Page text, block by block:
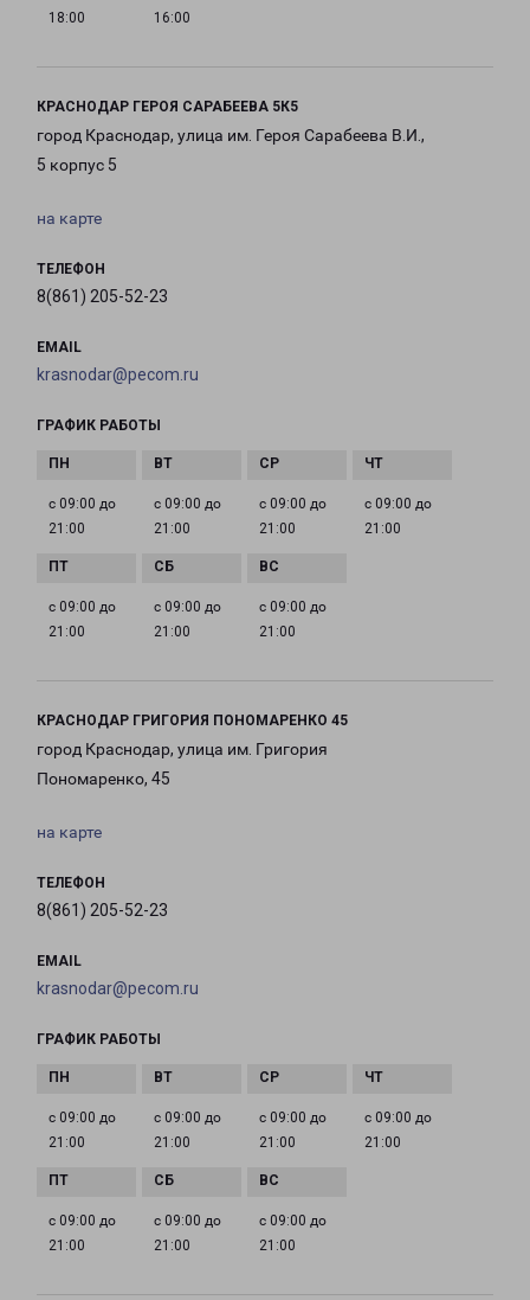
18:00
16:00
КРАСНОДАР ГЕРОЯ САРАБЕЕВА 5К5
город Краснодар, улица им. Героя Сарабеева В.И.,
5 корпус 5
на карте
ТЕЛЕФОН
8(861) 205-52-23
EMAIL
krasnodar@pecom.ru
ГРАФИК РАБОТЫ
с 09:00 до
21:00
с 09:00 до
21:00
с 09:00 до
21:00
с 09:00 до
21:00
с 09:00 до
21:00
с 09:00 до
21:00
с 09:00 до
21:00
КРАСНОДАР ГРИГОРИЯ ПОНОМАРЕНКО 45
город Краснодар, улица им. Григория
Пономаренко, 45
на карте
ТЕЛЕФОН
8(861) 205-52-23
EMAIL
krasnodar@pecom.ru
ГРАФИК РАБОТЫ
с 09:00 до
21:00
с 09:00 до
21:00
с 09:00 до
21:00
с 09:00 до
21:00
с 09:00 до
21:00
с 09:00 до
21:00
с 09:00 до
21:00